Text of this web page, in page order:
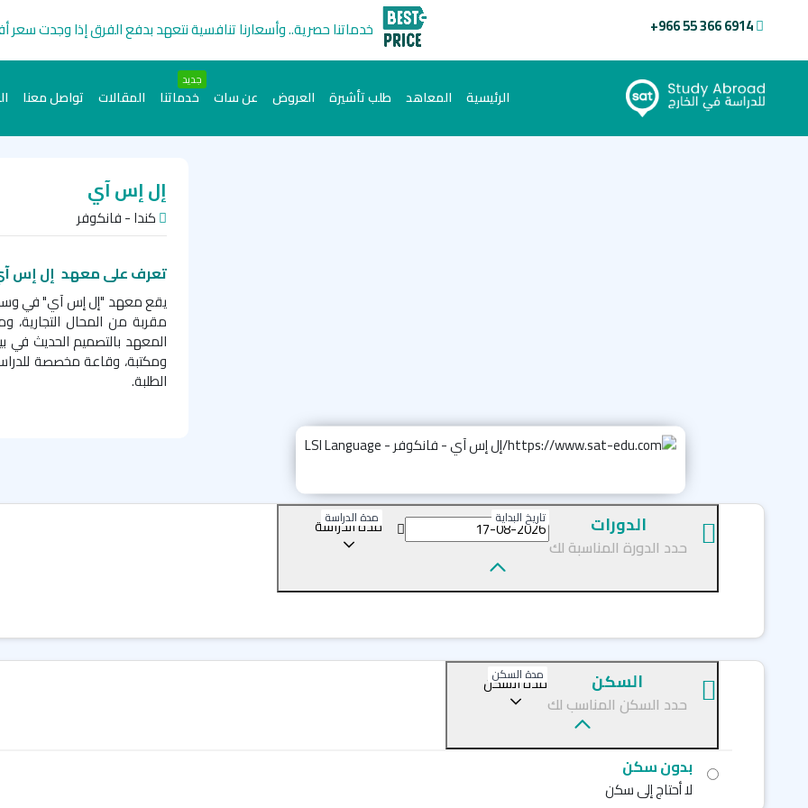
+966 55 366 6914 خدماتنا حصرية.. وأسعارنا تنافسية نتعهد بدفع الفرق إذا وجدت سعر
الرئيسية(current) المعاهد طلب تأشيرة العروض عن سات
جديد
خدماتنا المقالات تواصل معنا
إل إس آي
كندا - فانكوفر
تعرف على معهد إل إس
يقع معهد "إل إس آي" في وسط
مقربة من المحال التجارية،
المعهد بالتصميم الحديث في
ومكتبة، وقاعة مخصصة
الطلبة.
آي" جواً مثالياً لدراسة اللغة
الدورات
حدد الدورة المناسبة لك
تاريخ البداية مدة الدراسة
مدة الدراسة
السكن
حدد السكن المناسب لك
مدة السكن
مدة السكن
بدون سكن
لا أحتاج إلى سكن